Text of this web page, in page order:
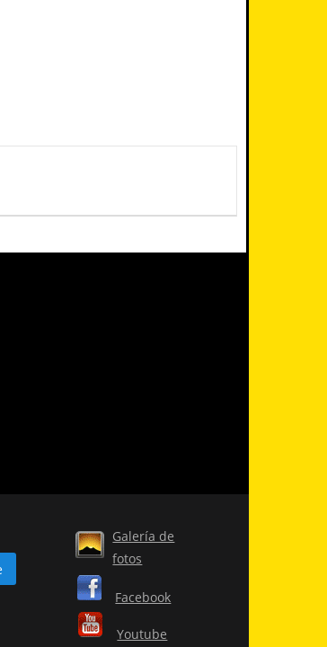
Galería de
fotos
Facebook
Youtube